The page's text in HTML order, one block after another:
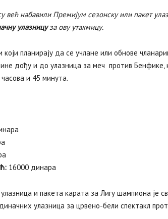
већ набавили Премијум сезонску или пакет
улазницуза ову утакмицу.
који планирају да се учлане или обнове
дођу и до улазница за меч против Бенфике,
и 45 минута.
16000 динара
и пакета карата за Лигу шампиона је
улазница за црвено-бели спектакл